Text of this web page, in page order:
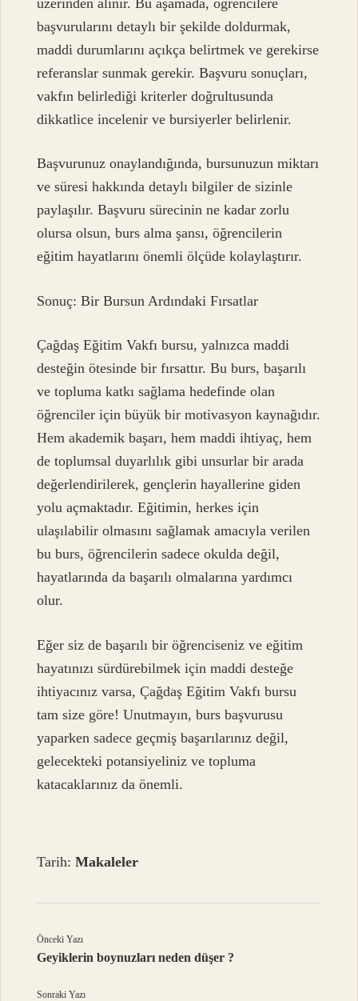
üzerinden alınır. Bu aşamada, öğrencilere
başvurularını detaylı bir şekilde doldurmak,
maddi durumlarını açıkça belirtmek ve gerekirse
referanslar sunmak gerekir. Başvuru sonuçları,
vakfın belirlediği kriterler doğrultusunda
dikkatlice incelenir ve bursiyerler belirlenir.
Başvurunuz onaylandığında, bursunuzun miktarı
ve süresi hakkında detaylı bilgiler de sizinle
paylaşılır. Başvuru sürecinin ne kadar zorlu
olursa olsun, burs alma şansı, öğrencilerin
eğitim hayatlarını önemli ölçüde kolaylaştırır.
Sonuç: Bir Bursun Ardındaki Fırsatlar
Çağdaş Eğitim Vakfı bursu, yalnızca maddi
desteğin ötesinde bir fırsattır. Bu burs, başarılı
ve topluma katkı sağlama hedefinde olan
öğrenciler için büyük bir motivasyon kaynağıdır.
Hem akademik başarı, hem maddi ihtiyaç, hem
de toplumsal duyarlılık gibi unsurlar bir arada
değerlendirilerek, gençlerin hayallerine giden
yolu açmaktadır. Eğitimin, herkes için
ulaşılabilir olmasını sağlamak amacıyla verilen
bu burs, öğrencilerin sadece okulda değil,
hayatlarında da başarılı olmalarına yardımcı
olur.
Eğer siz de başarılı bir öğrenciseniz ve eğitim
hayatınızı sürdürebilmek için maddi desteğe
ihtiyacınız varsa, Çağdaş Eğitim Vakfı bursu
tam size göre! Unutmayın, burs başvurusu
yaparken sadece geçmiş başarılarınız değil,
gelecekteki potansiyeliniz ve topluma
katacaklarınız da önemli.
Tarih:Makaleler
Önceki Yazı
Geyiklerin boynuzları neden düşer ?
Sonraki Yazı